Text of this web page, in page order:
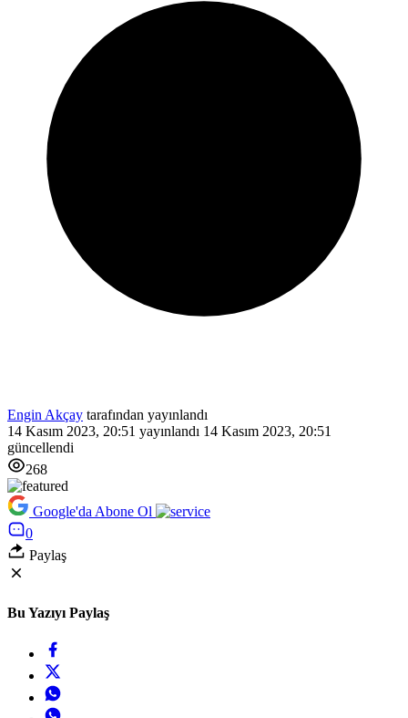
Engin Akçay tarafından yayınlandı
14 Kasım 2023, 20:51 yayınlandı 14 Kasım 2023, 20:51
güncellendi
268
Google'da Abone Ol
0
Paylaş
Bu Yazıyı Paylaş